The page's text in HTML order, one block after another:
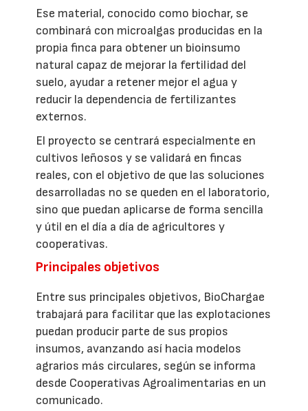
Ese material, conocido como biochar, se
combinará con microalgas producidas en la
propia finca para obtener un bioinsumo
natural capaz de mejorar la fertilidad del
suelo, ayudar a retener mejor el agua y
reducir la dependencia de fertilizantes
externos.
El proyecto se centrará especialmente en
cultivos leñosos y se validará en fincas
reales, con el objetivo de que las soluciones
desarrolladas no se queden en el laboratorio,
sino que puedan aplicarse de forma sencilla
y útil en el día a día de agricultores y
cooperativas.
Principales objetivos
Entre sus principales objetivos, BioChargae
trabajará para facilitar que las explotaciones
puedan producir parte de sus propios
insumos, avanzando así hacia modelos
agrarios más circulares, según se informa
desde Cooperativas Agroalimentarias en un
comunicado.